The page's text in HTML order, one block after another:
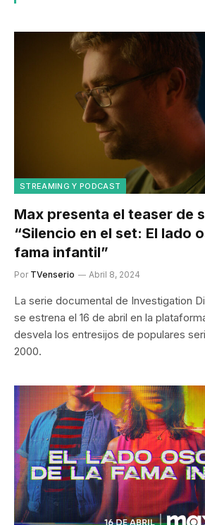
STREAMING Y PODCAST
Max presenta el teaser de
“Silencio en el set: El lado
fama infantil”
Por TVenserio Abril 8, 2024
La serie documental de Investigation
se estrena el 16 de abril en la
desvela los entresijos de populares
2000.